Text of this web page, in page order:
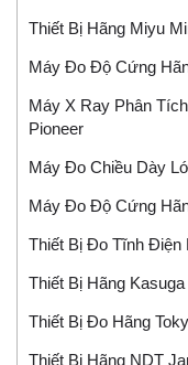
Thiết Bị Hãng Miyu
Máy Đo Độ Cứng
Máy X Ray Phân
Pioneer
Máy Đo Chiều Dày
Máy Đo Độ Cứng
Thiết Bị Đo Tĩnh Điện
Thiết Bị Hãng
Thiết Bị Đo Hãng
Thiết Bị Hãng NDT